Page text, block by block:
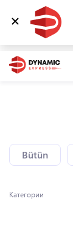
Bütün
Категории